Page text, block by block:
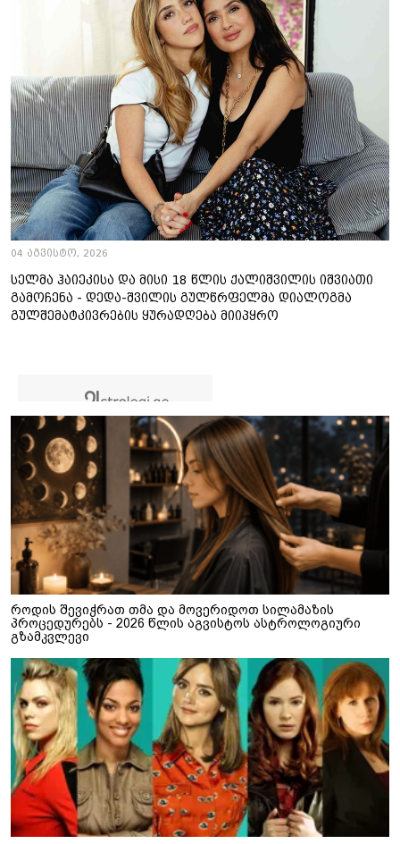
04 აგვისტო, 2026
სელმა ჰაიეკისა და მისი 18 წლის ქალიშვილის იშვიათი
გამოჩენა - დედა-შვილის გულწრფელმა დიალოგმა
გულშემატკივრების ყურადღება მიიპყრო
როდის შევიჭრათ თმა და მოვერიდოთ სილამაზის
პროცედურებს - 2026 წლის აგვისტოს ასტროლოგიური
გზამკვლევი